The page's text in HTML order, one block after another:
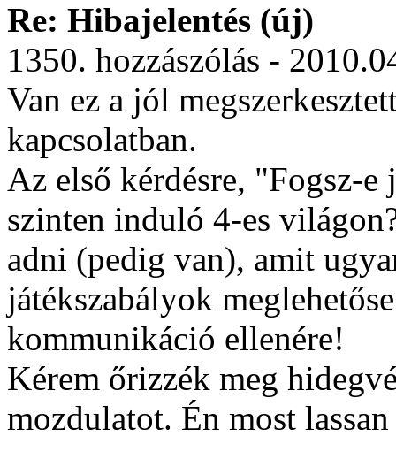
Re: Hibajelentés (új)
1350. hozzászólás -
Van ez a jól
kapcsolatban.
Az első kérdésre, "Fogsz-e
szinten induló 4-es
adni (pedig van), amit
játékszabályok
kommunikáció ellenére!
Kérem őrizzék meg
mozdulatot. Én most